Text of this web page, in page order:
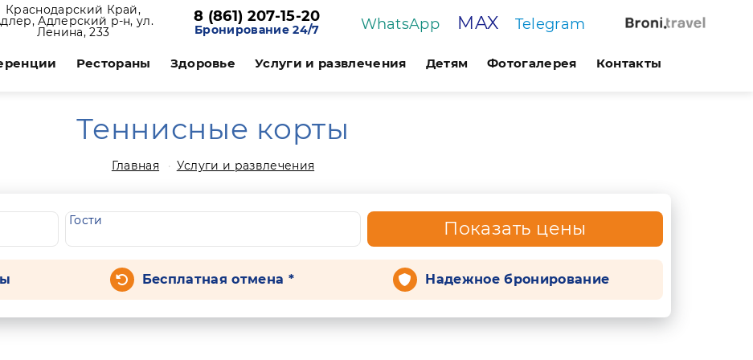
Краснодарский Край,
Адлерский р-н, ул.
Ленина, 233
8 (861) 207-15-20
Бронирование 24/7 WhatsApp MAX Telegram
Рестораны Здоровье Услуги и развлечения Детям Фотогалерея Контакты
Теннисные корты
Главная Услуги и развлечения
Гости Показать цены
Бесплатная отмена * Надежное бронирование